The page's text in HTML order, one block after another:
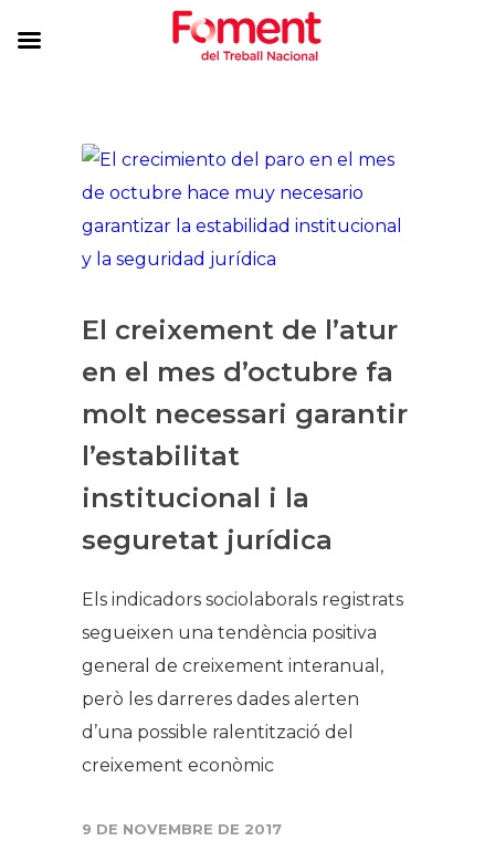
El creixement de l’atur
en el mes d’octubre fa
molt necessari garantir
l’estabilitat
institucional i la
seguretat jurídica
Els indicadors sociolaborals registrats
segueixen una tendència positiva
general de creixement interanual,
però les darreres dades alerten
d’una possible ralentització del
creixement econòmic
9 DE NOVEMBRE DE 2017